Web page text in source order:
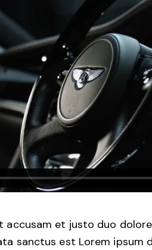
accusam et justo duo
sanctus est Lorem ipsum